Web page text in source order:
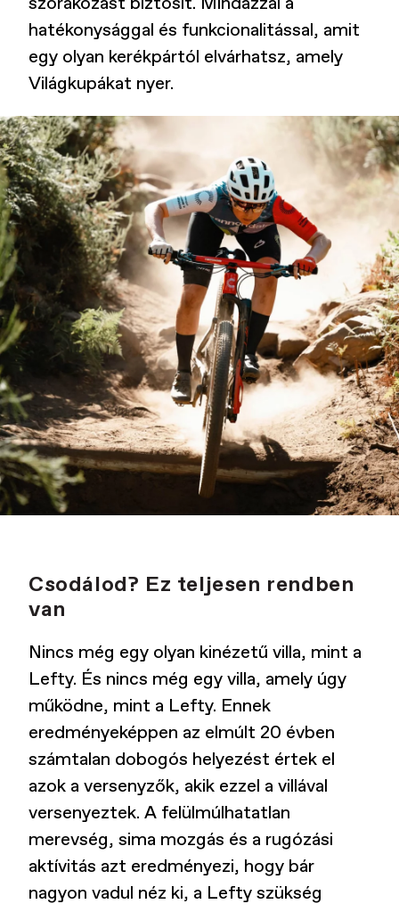
hatékonysággal és funkcionalitással, amit
egy olyan kerékpártól elvárhatsz, amely
Világkupákat nyer.
Csodálod? Ez teljesen rendben
van
Nincs még egy olyan kinézetű villa, mint a
Lefty. És nincs még egy villa, amely úgy
működne, mint a Lefty. Ennek
eredményeképpen az elmúlt 20 évben
számtalan dobogós helyezést értek el
azok a versenyzők, akik ezzel a villával
versenyeztek. A felülmúlhatatlan
merevség, sima mozgás és a rugózási
aktívitás azt eredményezi, hogy bár
nagyon vadul néz ki, a Lefty szükség